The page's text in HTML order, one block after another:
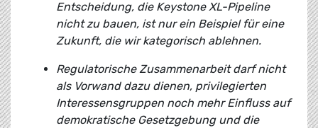
Entscheidung, die Keystone XL-Pipeline
nicht zu bauen, ist nur ein Beispiel für eine
Zukunft, die wir kategorisch ablehnen.
Regulatorische Zusammenarbeit darf nicht
als Vorwand dazu dienen, privilegierten
Interessensgruppen noch mehr Einfluss auf
demokratische Gesetzgebung und die